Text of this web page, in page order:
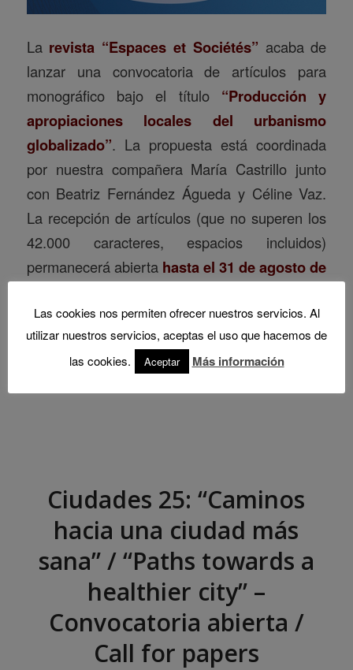
La revista “Espaces et Sociétés” acaba de
lanzar una convocatoria de artículos para
monográfico bajo el título “Producción y
apropiaciones locales del urbanismo
globalizado”. La propuesta está coordinada
por nuestra compañera María Castrillo junto
con Beatriz Fernández Águeda y Céline Vaz.
La recepción de artículos (que no superen los
42.000 caracteres, espacios incluidos)
permanecerá abierta hasta el 31 de agosto de
Read more
Ciudades 25: “Caminos
hacia una ciudad más
sana” / “Paths towards a
healthier city” –
Convocatoria abierta /
Call for papers
Las cookies nos permiten ofrecer nuestros servicios. Al
utilizar nuestros servicios, aceptas el uso que hacemos de
las cookies.
Aceptar Más información